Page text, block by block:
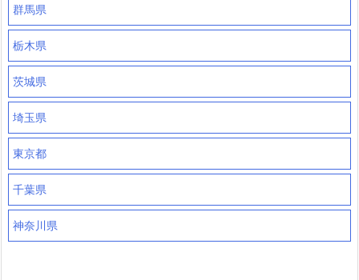
群馬県
栃木県
茨城県
埼玉県
東京都
千葉県
神奈川県